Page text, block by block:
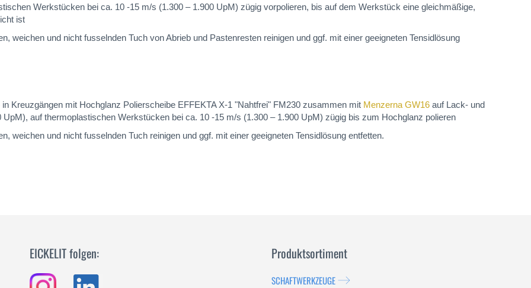
Werkstücken bei ca. 10 -15 m/s (1.300 – 1.900 UpM) zügig vorpolieren, bis auf dem Werkstück eine gleichmäßige,
ist
weichen und nicht fusselnden Tuch von Abrieb und Pastenresten reinigen und ggf. mit einer geeigneten Tensidlösung
Kreuzgängen mit Hochglanz Polierscheibe EFFEKTA X-1 "Nahtfrei" FM230 zusammen mit Menzerna GW16 auf Lack- und
auf thermoplastischen Werkstücken bei ca. 10 -15 m/s (1.300 – 1.900 UpM) zügig bis zum Hochglanz polieren
weichen und nicht fusselnden Tuch reinigen und ggf. mit einer geeigneten Tensidlösung entfetten.
EICKELIT folgen: Produktsortiment
SCHAFTWERKZEUGE